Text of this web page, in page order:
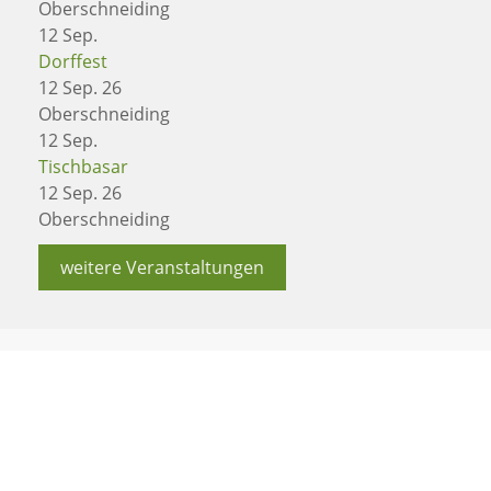
Oberschneiding
12 Sep.
Dorffest
12 Sep. 26
Oberschneiding
12 Sep.
Tischbasar
12 Sep. 26
Oberschneiding
weitere Veranstaltungen